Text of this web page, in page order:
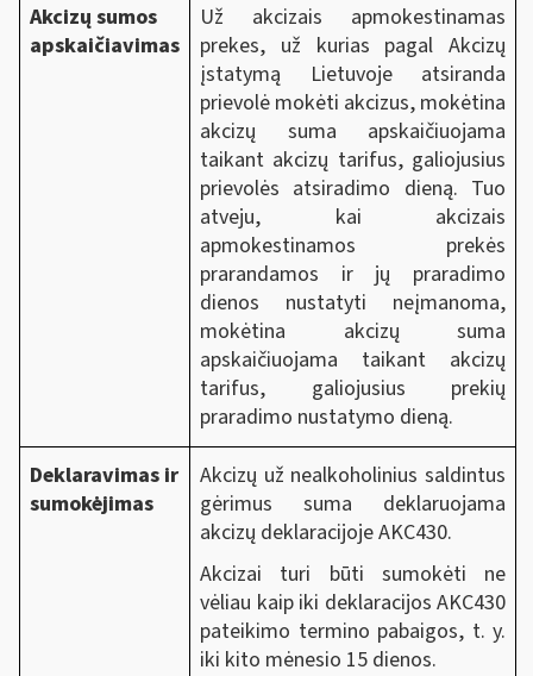
Akcizų sumos
apskaičiavimas
Už akcizais apmokestinamas
prekes, už kurias pagal Akcizų
įstatymą Lietuvoje atsiranda
prievolė mokėti akcizus, mokėtina
akcizų suma apskaičiuojama
taikant akcizų tarifus, galiojusius
prievolės atsiradimo dieną. Tuo
atveju, kai akcizais
apmokestinamos prekės
prarandamos ir jų praradimo
dienos nustatyti neįmanoma,
mokėtina akcizų suma
apskaičiuojama taikant akcizų
tarifus, galiojusius prekių
praradimo nustatymo dieną.
Deklaravimas ir
sumokėjimas
Akcizų už nealkoholinius saldintus
gėrimus suma deklaruojama
akcizų deklaracijoje AKC430.
Akcizai turi būti sumokėti ne
vėliau kaip iki deklaracijos AKC430
pateikimo termino pabaigos, t. y.
iki kito mėnesio 15 dienos.